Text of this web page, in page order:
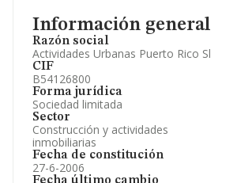
Información general
Razón social
Actividades Urbanas Puerto Rico Sl
CIF
B54126800
Forma jurídica
Sociedad limitada
Sector
Construcción y actividades
inmobiliarias
Fecha de constitución
27-6-2006
Información oficial y registral